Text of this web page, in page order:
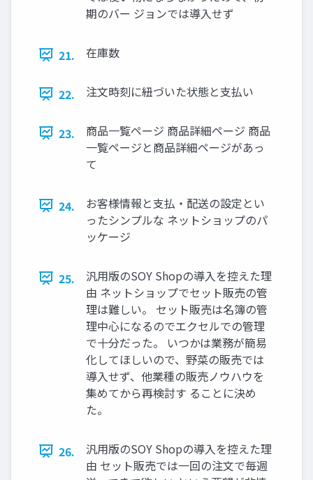
期のバー ジョンでは導入せず
21. 在庫数
22. 注文時刻に紐づいた状態と支払い
23.
商品一覧ページ 商品詳細ページ 商品
一覧ページと商品詳細ページがあっ
て
24.
お客様情報と支払・配送の設定とい
ったシンプルな ネットショップのパ
ッケージ
25.
汎用版のSOY Shopの導入を控えた理
由 ネットショップでセット販売の管
理は難しい。 セット販売は名簿の管
理中心になるのでエクセルでの管理
で十分だった。 いつかは業務が簡易
化してほしいので、野菜の販売では
導入せず、他業種の販売ノウハウを
集めてから再検討す ることに決め
た。
26.
汎用版のSOY Shopの導入を控えた理
由 セット販売では一回の注文で毎週